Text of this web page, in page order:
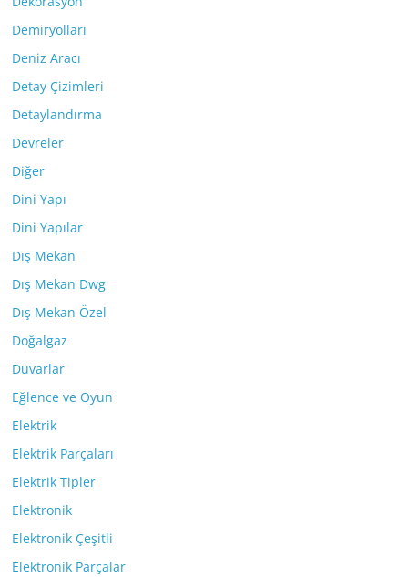
Demiryolları
Deniz Aracı
Detay Çizimleri
Detaylandırma
Devreler
Diğer
Dini Yapı
Dini Yapılar
Dış Mekan
Dış Mekan Dwg
Dış Mekan Özel
Doğalgaz
Duvarlar
Eğlence ve Oyun
Elektrik
Elektrik Parçaları
Elektrik Tipler
Elektronik
Elektronik Çeşitli
Elektronik Parçalar